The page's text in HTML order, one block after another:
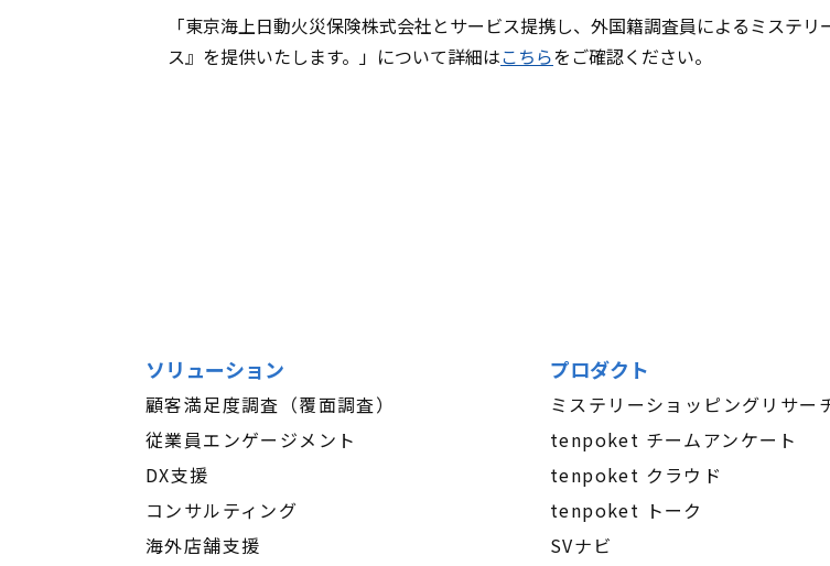
「東京海上日動火災保険株式会社とサービス提携し、外国籍調査員によるミステ
ス』を提供いたします。」について詳細はこちらをご確認ください。
ソリューション
顧客満足度調査（覆面調査）
従業員エンゲージメント
DX支援
コンサルティング
海外店舗支援
プロダクト
ミステリーショッピングリサー
tenpoket チームアンケート
tenpoket クラウド
tenpoket トーク
SVナビ